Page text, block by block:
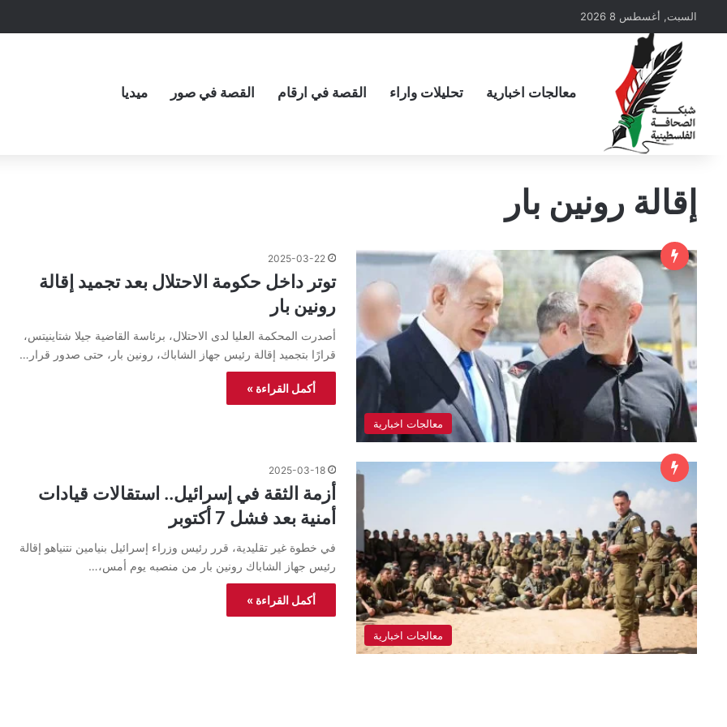
السبت, أغسطس 8 2026
معالجات اخبارية تحليلات واراء القصة في ارقام القصة في صور ميديا
إقالة رونين بار
معالجات اخبارية
2025-03-22
توتر داخل حكومة الاحتلال بعد تجميد إقالة
رونين بار
أصدرت المحكمة العليا لدى الاحتلال، برئاسة القاضية جيلا شتاينيتس،
قرارًا بتجميد إقالة رئيس جهاز الشاباك، رونين بار، حتى صدور قرار…
أكمل القراءة »
معالجات اخبارية
2025-03-18
أزمة الثقة في إسرائيل.. استقالات قيادات
أمنية بعد فشل 7 أكتوبر
في خطوة غير تقليدية، قرر رئيس وزراء إسرائيل بنيامين نتنياهو إقالة
رئيس جهاز الشاباك رونين بار من منصبه يوم أمس،…
أكمل القراءة »